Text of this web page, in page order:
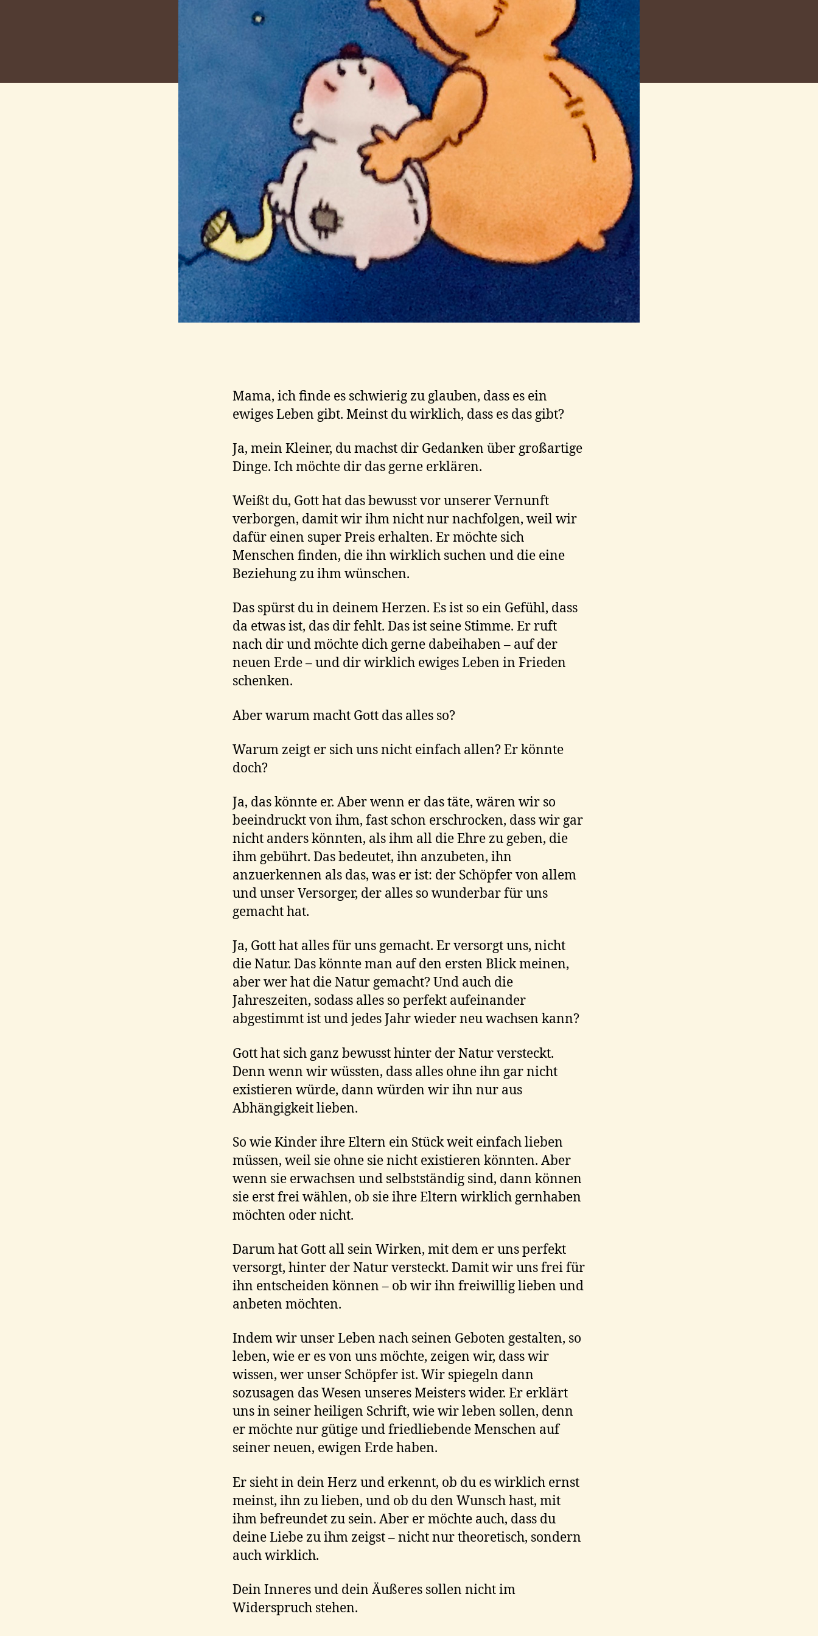
Mama, ich finde es schwierig zu glauben, dass es ein
ewiges Leben gibt. Meinst du wirklich, dass es das gibt?
Ja, mein Kleiner, du machst dir Gedanken über großartige
Dinge. Ich möchte dir das gerne erklären.
Weißt du, Gott hat das bewusst vor unserer Vernunft
verborgen, damit wir ihm nicht nur nachfolgen, weil wir
dafür einen super Preis erhalten. Er möchte sich
Menschen finden, die ihn wirklich suchen und die eine
Beziehung zu ihm wünschen.
Das spürst du in deinem Herzen. Es ist so ein Gefühl, dass
da etwas ist, das dir fehlt. Das ist seine Stimme. Er ruft
nach dir und möchte dich gerne dabeihaben – auf der
neuen Erde – und dir wirklich ewiges Leben in Frieden
schenken.
Aber warum macht Gott das alles so?
Warum zeigt er sich uns nicht einfach allen? Er könnte
doch?
Ja, das könnte er. Aber wenn er das täte, wären wir so
beeindruckt von ihm, fast schon erschrocken, dass wir gar
nicht anders könnten, als ihm all die Ehre zu geben, die
ihm gebührt. Das bedeutet, ihn anzubeten, ihn
anzuerkennen als das, was er ist: der Schöpfer von allem
und unser Versorger, der alles so wunderbar für uns
gemacht hat.
Ja, Gott hat alles für uns gemacht. Er versorgt uns, nicht
die Natur. Das könnte man auf den ersten Blick meinen,
aber wer hat die Natur gemacht? Und auch die
Jahreszeiten, sodass alles so perfekt aufeinander
abgestimmt ist und jedes Jahr wieder neu wachsen kann?
Gott hat sich ganz bewusst hinter der Natur versteckt.
Denn wenn wir wüssten, dass alles ohne ihn gar nicht
existieren würde, dann würden wir ihn nur aus
Abhängigkeit lieben.
So wie Kinder ihre Eltern ein Stück weit einfach lieben
müssen, weil sie ohne sie nicht existieren könnten. Aber
wenn sie erwachsen und selbstständig sind, dann können
sie erst frei wählen, ob sie ihre Eltern wirklich gernhaben
möchten oder nicht.
Darum hat Gott all sein Wirken, mit dem er uns perfekt
versorgt, hinter der Natur versteckt. Damit wir uns frei für
ihn entscheiden können – ob wir ihn freiwillig lieben und
anbeten möchten.
Indem wir unser Leben nach seinen Geboten gestalten, so
leben, wie er es von uns möchte, zeigen wir, dass wir
wissen, wer unser Schöpfer ist. Wir spiegeln dann
sozusagen das Wesen unseres Meisters wider. Er erklärt
uns in seiner heiligen Schrift, wie wir leben sollen, denn
er möchte nur gütige und friedliebende Menschen auf
seiner neuen, ewigen Erde haben.
Er sieht in dein Herz und erkennt, ob du es wirklich ernst
meinst, ihn zu lieben, und ob du den Wunsch hast, mit
ihm befreundet zu sein. Aber er möchte auch, dass du
deine Liebe zu ihm zeigst – nicht nur theoretisch, sondern
auch wirklich.
Dein Inneres und dein Äußeres sollen nicht im
Widerspruch stehen.